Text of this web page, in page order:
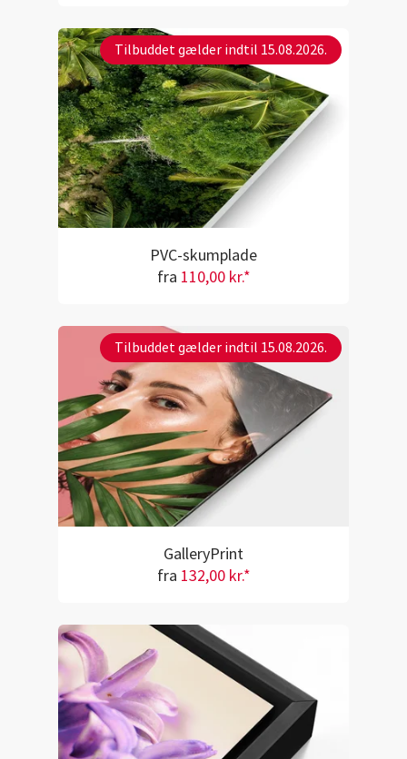
Tilbuddet gælder indtil 15.08.2026.
PVC-skumplade
fra 110,00 kr.*
Tilbuddet gælder indtil 15.08.2026.
GalleryPrint
fra 132,00 kr.*